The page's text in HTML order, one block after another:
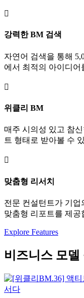

강력한 BM 검색
자연어 검색을 통해
에서 최적의 아이디어

위클리 BM
매주 시의성 있고 참
트 형태로 받아볼 수

맞춤형 리서치
전문 컨설턴트가 기
맞춤형 리포트를 제공
Explore Features
비즈니스 모델